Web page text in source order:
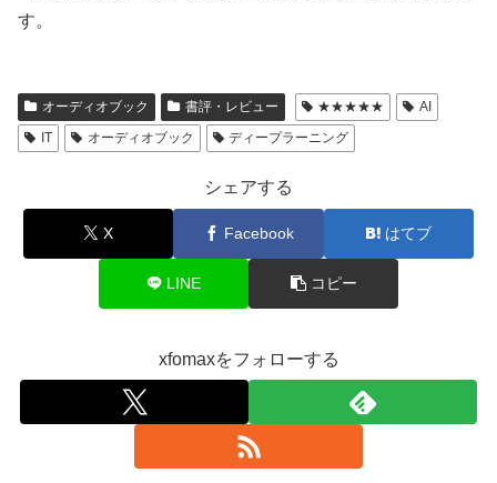
す。
オーディオブック 書評・レビュー ★★★★★
AI
IT
オーディオブック ディープラーニング
シェアする
X Facebook はてブ
LINE コピー
xfomaxをフォローする